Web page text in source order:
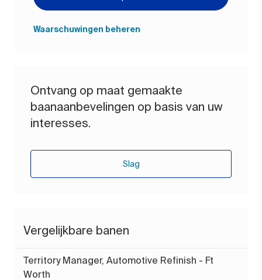
Waarschuwingen beheren
Ontvang op maat gemaakte
baanaanbevelingen op basis van uw
interesses.
Slag
Vergelijkbare banen
Territory Manager, Automotive Refinish - Ft
Worth